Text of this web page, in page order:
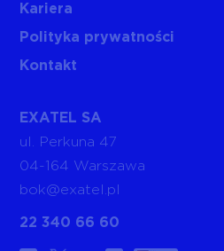
Kariera
Polityka prywatności
Kontakt
EXATEL SA
ul. Perkuna 47
04-164 Warszawa
bok@exatel.pl
22 340 66 60